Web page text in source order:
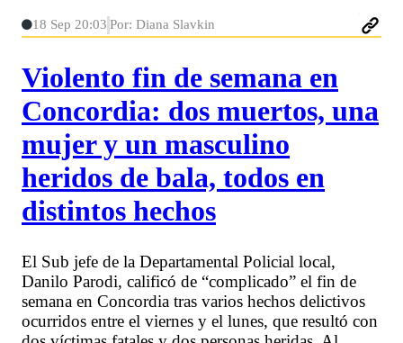
18 Sep 20:03 Por: Diana Slavkin
Violento fin de semana en
Concordia: dos muertos, una
mujer y un masculino
heridos de bala, todos en
distintos hechos
El Sub jefe de la Departamental Policial local,
Danilo Parodi, calificó de “complicado” el fin de
semana en Concordia tras varios hechos delictivos
ocurridos entre el viernes y el lunes, que resultó con